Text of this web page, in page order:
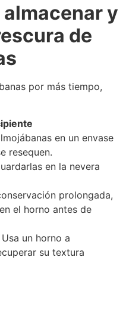
y
de
por más tiempo,
en un envase
resequen.
en la nevera
prolongada,
el horno antes de
Usa un horno a
su textura